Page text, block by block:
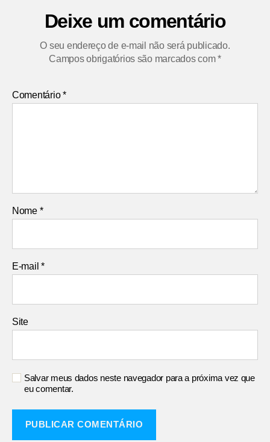
Deixe um comentário
O seu endereço de e-mail não será publicado.
Campos obrigatórios são marcados com*
Comentário*
Nome *
E-mail*
Site
Salvar meus dados neste navegador para a próxima vez que
eu comentar.